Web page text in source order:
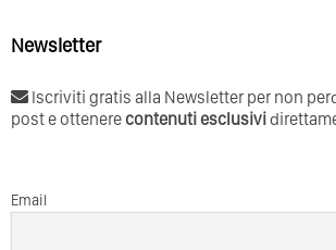
Newsletter
Iscriviti gratis alla Newsletter per non
post e ottenerecontenuti esclusivi
Email